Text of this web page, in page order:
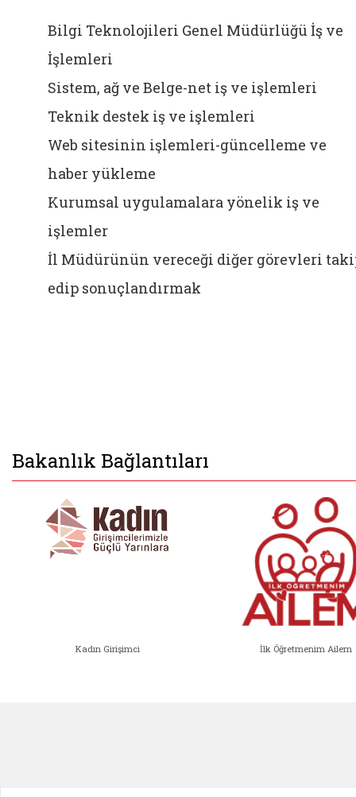
Bilgi Teknolojileri Genel Müdürlüğü İş ve
İşlemleri
Sistem, ağ ve Belge-net iş ve işlemleri
Teknik destek iş ve işlemleri
Web sitesinin işlemleri-güncelleme ve
haber yükleme
Kurumsal uygulamalara yönelik iş ve
işlemler
İl Müdürünün vereceği diğer görevleri
edip sonuçlandırmak
Bakanlık Bağlantıları
Kadın Girişimci İlk Öğretmenim Ailem